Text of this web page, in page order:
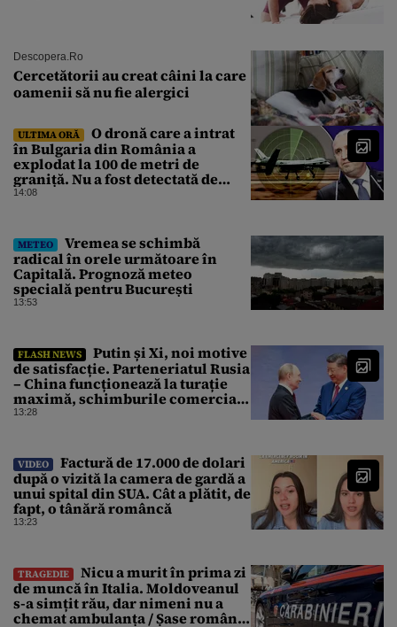
Descopera.ro
Cercetătorii au creat câini la care
oamenii să nu fie alergici
ULTIMA ORĂ
O dronă care a intrat
în Bulgaria din România a
explodat la 100 de metri de
graniță. Nu a fost detectată de
radare. Reacția MApN
14:08
METEO
Vremea se schimbă
radical în orele următoare în
Capitală. Prognoză meteo
specială pentru București
13:53
FLASH NEWS
Putin și Xi, noi motive
de satisfacție. Parteneriatul Rusia
– China funcționează la turație
maximă, schimburile comerciale
ating niveluri record
13:28
VIDEO
Factură de 17.000 de dolari
după o vizită la camera de gardă a
unui spital din SUA. Cât a plătit, de
fapt, o tânără româncă
13:23
TRAGEDIE
Nicu a murit în prima zi
de muncă în Italia. Moldoveanul
s-a simțit rău, dar nimeni nu a
chemat ambulanța / Șase români,